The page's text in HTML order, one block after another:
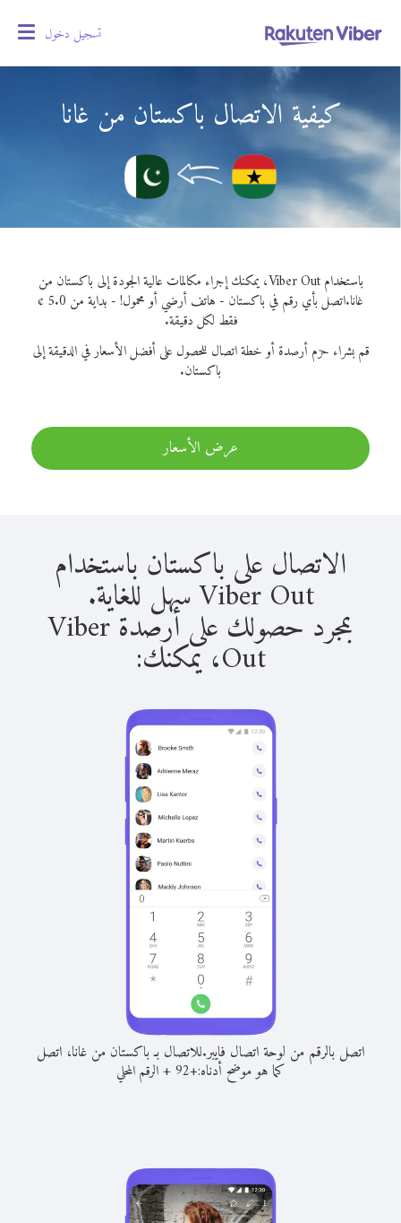
تسجيل دخول
كيفية الاتصال باكستان من غانا
باستخدام Viber Out، يمكنك إجراء مكالمات عالية الجودة إلى باكستان من
غانا.
اتصل بأي رقم في باكستان - هاتف أرضي أو محمول! - بداية من 5.0 ¢
فقط لكل دقيقة.
قم بشراء حزم أرصدة أو خطة اتصال للحصول على أفضل الأسعار في الدقيقة إلى
باكستان.
عرض الأسعار
الاتصال على باكستان باستخدام
Viber Out سهل للغاية.
بمجرد حصولك على أرصدة Viber
Out، يمكنك:
اتصل بالرقم من لوحة اتصال فايبر.للاتصال بـ باكستان من غانا، اتصل
كما هو موضح أدناه:+
92
+الرقم المحلي